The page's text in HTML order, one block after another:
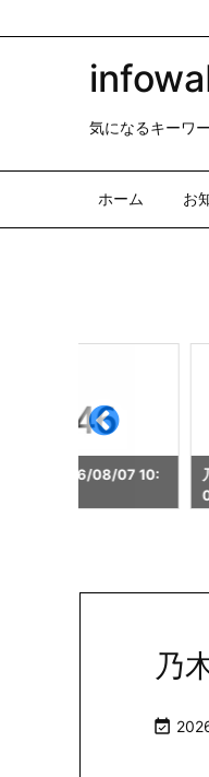
気になるキーワ
ホーム お
乃木坂46 まと
乃
